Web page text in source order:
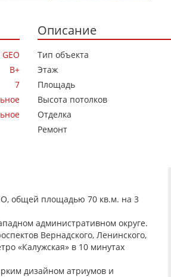
B+
7
Описание
Тип объекта
Этаж
Площадь
Высота потолков
Отделка
Ремонт
общей площадью 70 кв.м. на 3
административном округе.
Вернадского, Ленинского,
«Калужская» в 10 минутах
дизайном атриумов и